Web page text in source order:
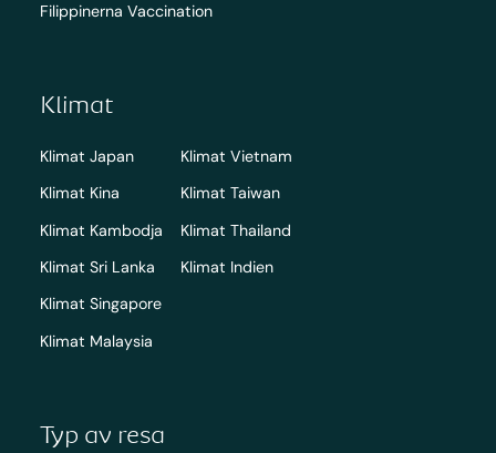
Filippinerna Vaccination
Klimat
Klimat Japan
Klimat Kina
Klimat Kambodja
Klimat Sri Lanka
Klimat Singapore
Klimat Malaysia
Klimat Vietnam
Klimat Taiwan
Klimat Thailand
Klimat Indien
Typ av resa